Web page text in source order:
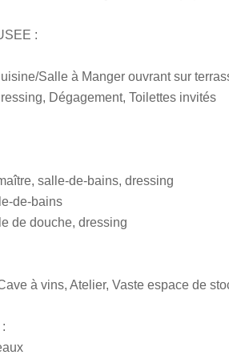
:
Salle à Manger ouvrant sur
Dégagement, Toilettes invités
salle-de-bains, dressing
de-bains
de douche, dressing
à vins, Atelier, Vaste espace de